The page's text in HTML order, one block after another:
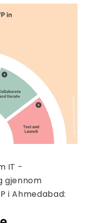
IT -
gjennom
i Ahmedabad: